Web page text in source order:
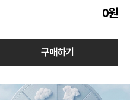
0원
구매하기